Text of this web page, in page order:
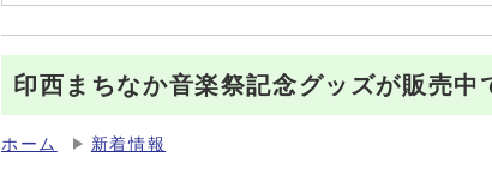
印西まちなか音楽祭記念グッズが販売中
ホーム 新着情報